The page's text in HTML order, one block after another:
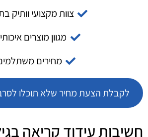
צוות מקצועי וותיק
מגוון מוצרים
מחירים
לקבלת הצעת מחיר שלא תוכלו
חשיבות עידוד קריאה